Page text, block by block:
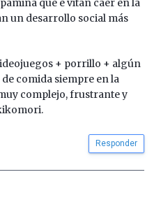
que e vitan caer en la
un desarrollo social más
+ porrillo + algún
comida siempre en la
complejo, frustrante y
Responder